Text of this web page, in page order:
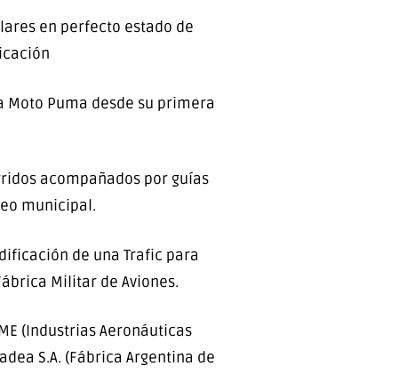
en perfecto estado de
Puma desde su primera
acompañados por guías
municipal.
de una Trafic para
Militar de Aviones.
(Industrias Aeronáuticas
S.A. (Fábrica Argentina de